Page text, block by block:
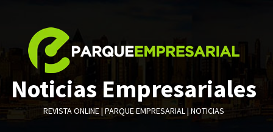
contenido
Noticias Empresariales
REVISTA ONLINE | PARQUE EMPRESARIAL | NOTICIAS